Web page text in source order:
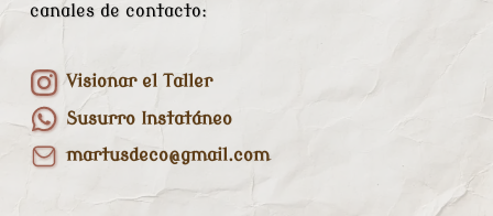
canales de contacto:
Visionar el Taller
Susurro Instatáneo
martusdeco@gmail.com